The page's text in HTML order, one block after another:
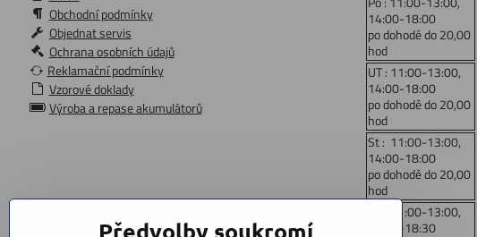
Obchodní podmínky
Objednat servis
Ochrana osobních údajů
Reklamační podmínky
Vzorové doklady
Výroba a repase akumulátorů
14:00-18:00
po dohodě do 20,00
hod
UT : 11:00-13:00,
14:00-18:00
po dohodě do 20,00
hod
St : 11:00-13:00,
14:00-18:00
po dohodě do 20,00
hod
Čt: 11:00-13:00,
14:00-18:30
Předvolby soukromí